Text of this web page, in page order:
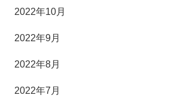
2022年10月
2022年9月
2022年8月
2022年7月